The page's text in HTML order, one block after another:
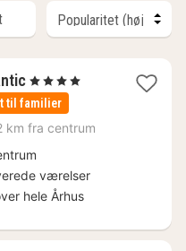
1
nat
fra
899
, 4 Stjerner
til familier
km fra centrum
værelser
hele Århus